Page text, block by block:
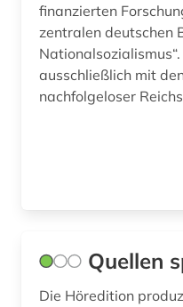
finanzierten
zentralen deutschen
ausschließlich mit
nachfolgeloser
Quellen
Die Höredition